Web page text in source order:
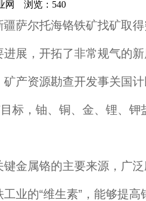
网 浏览： 540
萨尔托海铬铁矿找矿取
展，开拓了非常规气的
资源勘查开发事关国计
标，铀、铜、金、锂、
属铬的主要来源，广
业的“维生素”，能够提